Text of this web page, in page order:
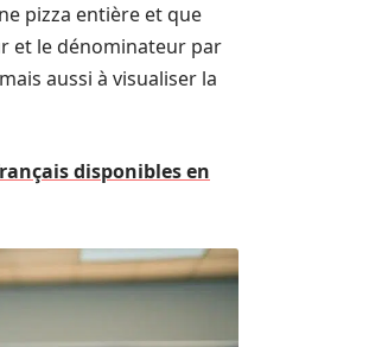
pizza entière et que
et le dénominateur par
aussi à visualiser la
disponibles en